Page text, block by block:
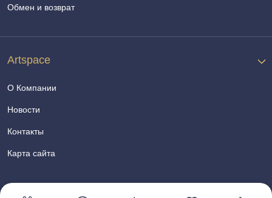
Обмен и возврат
Artspace
О Компании
Новости
Контакты
Карта сайта